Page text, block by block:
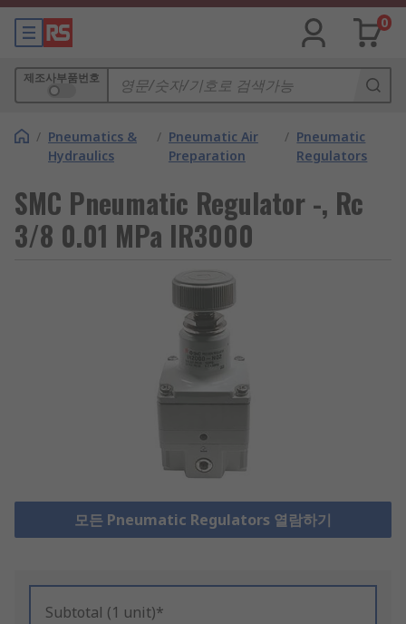
0
제조사부품번호
/ Pneumatics &
Hydraulics
/ Pneumatic Air
Preparation
/ Pneumatic
Regulators
SMC Pneumatic Regulator -, Rc
3/8 0.01 MPa IR3000
모든 Pneumatic Regulators 열람하기
Subtotal (1 unit)*